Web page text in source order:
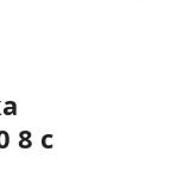
8 с